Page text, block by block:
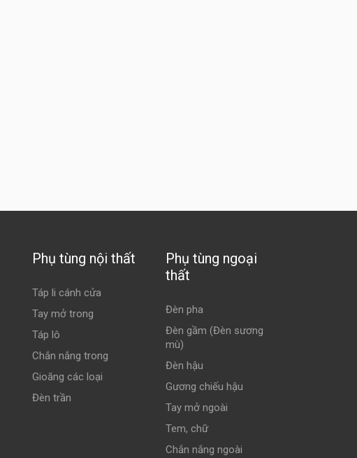
Phụ tùng nội thất
Táp li cánh cửa
Tay mở trong
Táp lô
Chắn nắng trong
Gioăng các loại
Đèn trần
Phụ tùng ngoại
thất
Đèn pha
Đèn gầm (Đèn sương
mù)
Đèn hậu
Gương chiếu hậu
Tay mở ngoài
Tem, chữ
Chắn nắng ngoài